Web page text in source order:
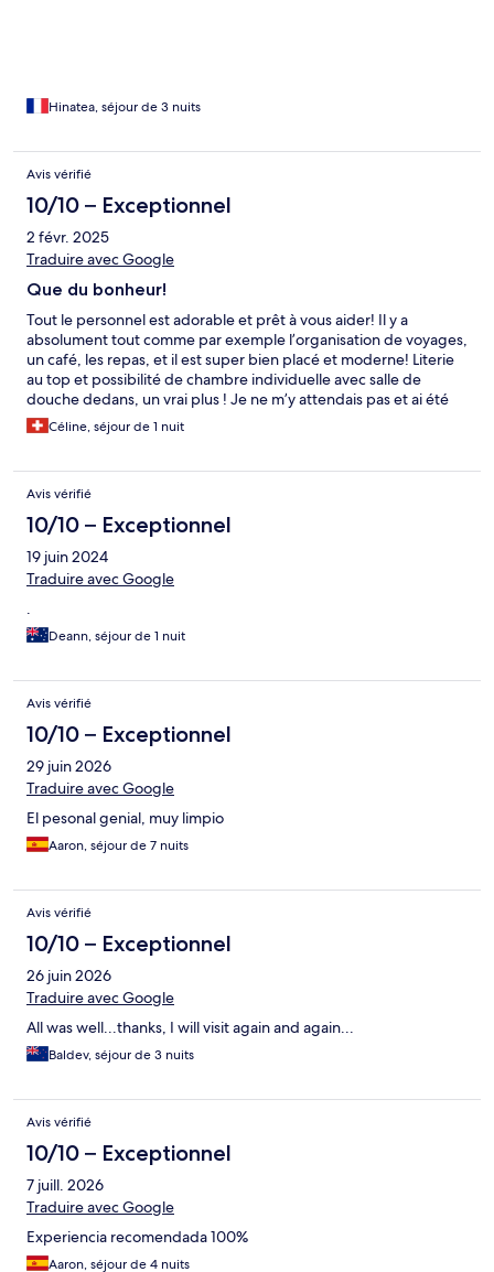
Hinatea, séjour de 3 nuits
Avis vérifié
10/10 – Exceptionnel
2 févr. 2025
Traduire avec Google
Que du bonheur!
Tout le personnel est adorable et prêt à vous aider! Il y a
absolument tout comme par exemple l’organisation de voyages,
un café, les repas, et il est super bien placé et moderne! Literie
au top et possibilité de chambre individuelle avec salle de
douche dedans, un vrai plus ! Je ne m’y attendais pas et ai été
agréablement surprise ;)
Céline, séjour de 1 nuit
Avis vérifié
10/10 – Exceptionnel
19 juin 2024
Traduire avec Google
.
Deann, séjour de 1 nuit
Avis vérifié
10/10 – Exceptionnel
29 juin 2026
Traduire avec Google
El pesonal genial, muy limpio
Aaron, séjour de 7 nuits
Avis vérifié
10/10 – Exceptionnel
26 juin 2026
Traduire avec Google
All was well...thanks, I will visit again and again...
Baldev, séjour de 3 nuits
Avis vérifié
10/10 – Exceptionnel
7 juill. 2026
Traduire avec Google
Experiencia recomendada 100%
Aaron, séjour de 4 nuits